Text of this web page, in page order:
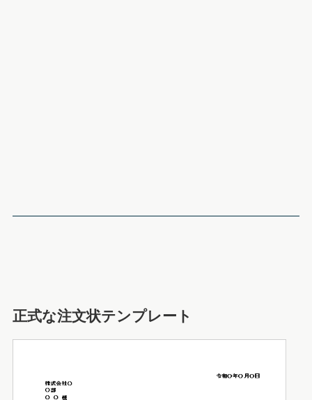
正式な注文状テンプレート